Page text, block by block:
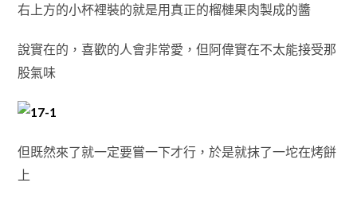
右上方的小杯裡裝的就是用真正的榴槤果肉製成的醬
說實在的，喜歡的人會非常愛，但阿偉實在不太能接受那
股氣味
但既然來了就一定要嘗一下才行，於是就抹了一坨在烤餅
上